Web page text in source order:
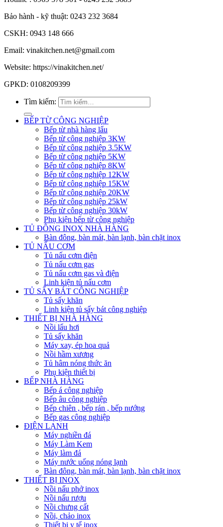
Bảo hành - kỹ thuật: 0243 232 3684
CSKH: 0943 148 666
Email: vinakitchen.net@gmail.com
Website: https://vinakitchen.net/
GPKD: 0108209399
Tìm kiếm:
BẾP TỪ CÔNG NGHIỆP
Bếp từ nhà hàng lẩu
Bếp từ công nghiệp 3KW
Bếp từ công nghiệp 3.5KW
Bếp từ công nghiệp 5KW
Bếp từ công nghiệp 8KW
Bếp từ công nghiệp 12KW
Bếp từ công nghiệp 15KW
Bếp từ công nghiệp 20KW
Bếp từ công nghiệp 25kW
Bếp từ công nghiệp 30kW
Phụ kiện bếp từ công nghiệp
TỦ ĐÔNG INOX NHÀ HÀNG
Bàn đông, bàn mát, bàn lạnh, bàn chặt inox
TỦ NẤU CƠM
Tủ nấu cơm điện
Tủ nấu cơm gas
Tủ nấu cơm gas và điện
Linh kiện tủ nấu cơm
TỦ SẤY BÁT CÔNG NGHIỆP
Tủ sấy khăn
Linh kiện tủ sấy bát công nghiệp
THIẾT BỊ NHÀ HÀNG
Nồi lẩu hơi
Tủ sấy khăn
Máy xay, ép hoa quả
Nồi hầm xương
Tủ hâm nóng thức ăn
Phụ kiện thiết bị
BẾP NHÀ HÀNG
Bếp á công nghiệp
Bếp âu công nghiệp
Bếp chiên , bếp rán , bếp nướng
Bếp gas công nghiệp
ĐIỆN LẠNH
Máy nghiền đá
Máy Làm Kem
Máy làm đá
Máy nước uống nóng lạnh
Bàn đông, bàn mát, bàn lạnh, bàn chặt inox
THIẾT BỊ INOX
Nồi nấu phở inox
Nồi nấu rượu
Nồi chưng cất
Nồi, chảo inox
Thiết bị y tế inox